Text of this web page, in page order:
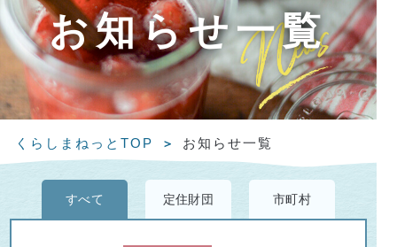
お知らせ一覧
くらしまねっとTOP お知らせ一覧
すべて 定住財団 市町村